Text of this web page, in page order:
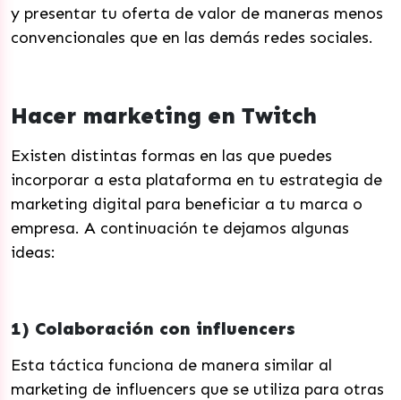
y presentar tu oferta de valor de maneras menos
convencionales que en las demás redes sociales.
Hacer marketing en Twitch
Existen distintas formas en las que puedes
incorporar a esta plataforma en tu estrategia de
marketing digital para beneficiar a tu marca o
empresa. A continuación te dejamos algunas
ideas:
1) Colaboración con influencers
Esta táctica funciona de manera similar al
marketing de influencers que se utiliza para otras